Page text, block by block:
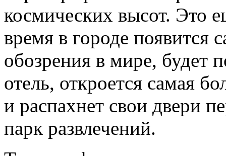
космических высот. Это
время в городе появится
обозрения в мире, будет
отель, откроется самая
и распахнет свои двери
парк развлечений.